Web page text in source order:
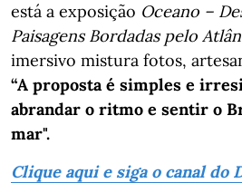
está a exposição Oceano –
Paisagens Bordadas pelo
imersivo mistura fotos,
“A proposta é simples e
abrandar o ritmo e sentir o
mar".
Clique aqui e siga o canal do